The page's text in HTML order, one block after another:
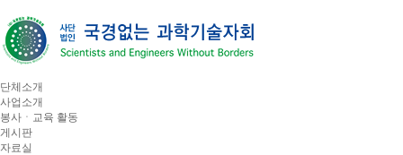
단체소개
사업소개
봉사ㆍ교육 활동
게시판
자료실